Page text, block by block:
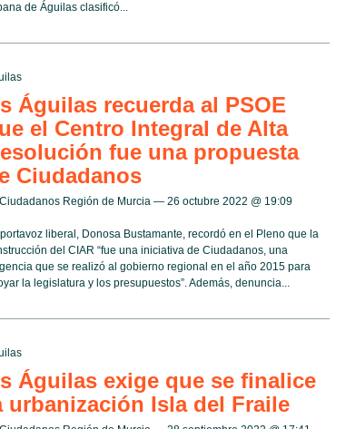
de Águilas clasificó...
Águilas recuerda al PSOE
el Centro Integral de Alta
fue una propuesta
Ciudadanos
Región de Murcia — 26 octubre 2022 @ 19:09
liberal, Donosa Bustamante, recordó en el Pleno que la
del CIAR “fue una iniciativa de Ciudadanos, una
que se realizó al gobierno regional en el año 2015 para
la legislatura y los presupuestos”. Además, denuncia...
Águilas exige que se finalice
urbanización Isla del Fraile